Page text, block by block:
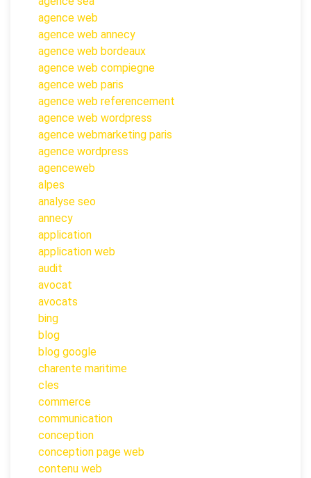
agence web
agence web annecy
agence web bordeaux
agence web compiegne
agence web paris
agence web referencement
agence web wordpress
agence webmarketing paris
agence wordpress
agenceweb
alpes
analyse seo
annecy
application
application web
audit
avocat
avocats
bing
blog
blog google
charente maritime
cles
commerce
communication
conception
conception page web
contenu web